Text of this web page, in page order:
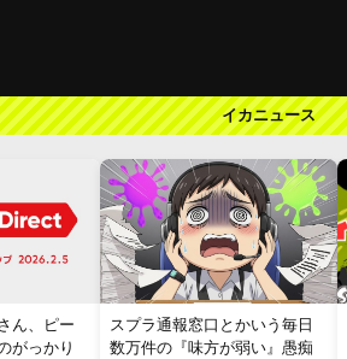
イカニュース
ん、ピー
がっかり
スプラ通報窓口とかいう毎日
数万件の『味方が弱い』愚痴